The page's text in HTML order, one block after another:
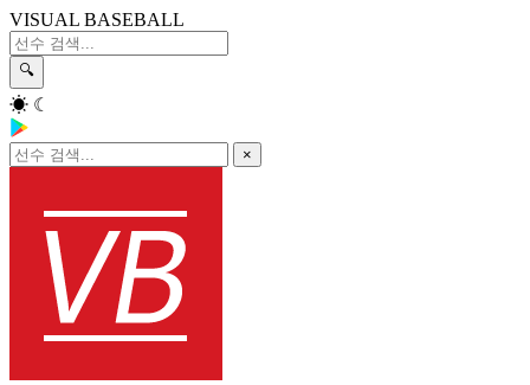
VISUAL BASEBALL
🔍
☀ ☾
×